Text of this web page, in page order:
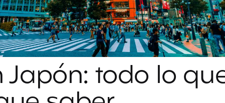
Japón: todo lo